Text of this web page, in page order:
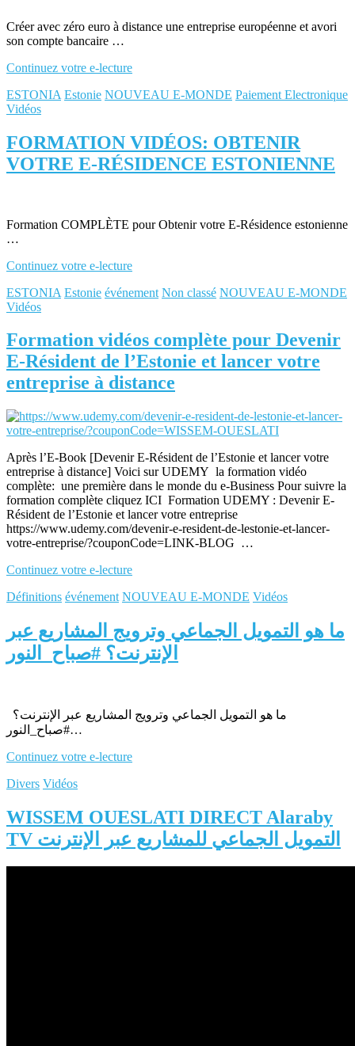
Créer avec zéro euro à distance une entreprise européenne et avori
son compte bancaire …
Continuez votre e-lecture
ESTONIA Estonie NOUVEAU E-MONDE Paiement Electronique
Vidéos
FORMATION VIDÉOS: OBTENIR
VOTRE E-RÉSIDENCE ESTONIENNE
Formation COMPLÈTE pour Obtenir votre E-Résidence estonienne
…
Continuez votre e-lecture
ESTONIA Estonie événement Non classé NOUVEAU E-MONDE
Vidéos
Formation vidéos complète pour Devenir
E-Résident de l’Estonie et lancer votre
entreprise à distance
Après l’E-Book [Devenir E-Résident de l’Estonie et lancer votre
entreprise à distance] Voici sur UDEMY la formation vidéo
complète: une première dans le monde du e-Business Pour suivre la
formation complète cliquez ICI Formation UDEMY : Devenir E-
Résident de l’Estonie et lancer votre entreprise
https://www.udemy.com/devenir-e-resident-de-lestonie-et-lancer-
votre-entreprise/?couponCode=LINK-BLOG …
Continuez votre e-lecture
Définitions événement NOUVEAU E-MONDE Vidéos
ما هو التمويل الجماعي وترويج المشاريع عبر
الإنترنت؟ #صباح_النور
#صباح_النور…
Continuez votre e-lecture
Divers Vidéos
WISSEM OUESLATI DIRECT Alaraby
TV التمويل الجماعي للمشاريع عبر الإنترنت